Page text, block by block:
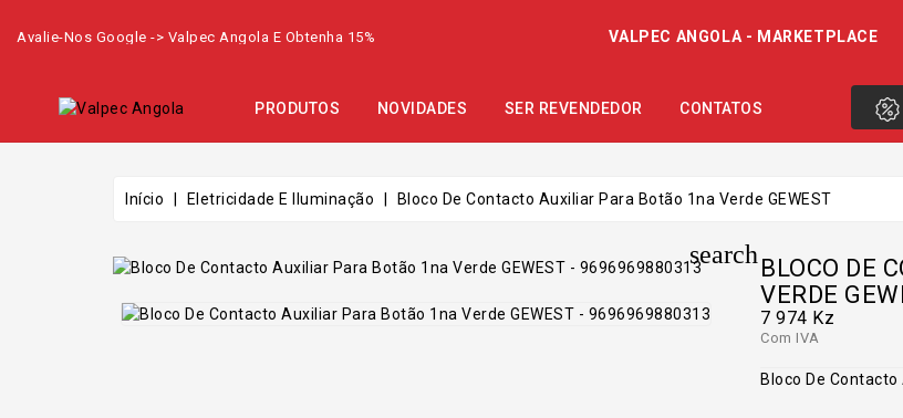
Avalie-Nos Google -> Valpec Angola E Obtenha 15% VALPEC ANGOLA - MARKETPLACE
PRODUTOS NOVIDADES SER REVENDEDOR CONTATOS
Início Eletricidade E Iluminação Bloco De Contacto Auxiliar Para Botão 1na Verde GEWEST
searchBLOCO DE
VERDE
7 974 Kz
Com IVA
Bloco De